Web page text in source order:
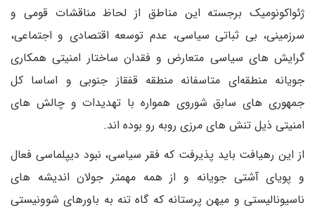
ژئواکونومیک برجسته این مناطق از لحاظ مناقشات قومی و
سرزمینی، بی ثباتی سیاسی، عدم توسعه اقتصادی و اجتماعی،
گرایش های سیاسی متعارض و فقدان ساختار امنیتی همکاری
جویانه منطقه‌ای متاسفانه منطقه قفقاز جنوبی و اساسا کل
جمهوری های سابق شوروی همواره با تهدیدات و چالش های
امنیتی ذیل تنش های مرزی روبه رو بوده اند.
از این رهیافت باید پذیرفت که فقر سیاسی، نبود دیپلماسی فعال
و پویای آشتی جویانه و از همه مهمتر جولان اندیشه های
ناسیونالیستی و میهن پرستانه که گاه تنه به باورهای شوونیستی